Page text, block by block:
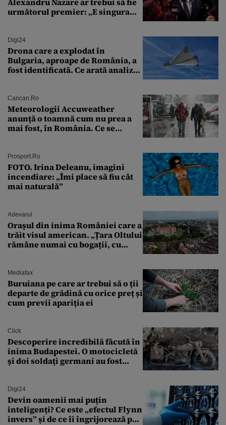
următorul premier: „E singura
Digi24
Drona care a explodat în
Bulgaria, aproape de România, a
fost identificată. Ce arată analiza
Cancan.ro
Meteorologii Accuweather
anunță o toamnă cum nu prea a
mai fost, în România. Ce se
București. Pe ce dată ninge
Prosport.ro
FOTO. Irina Deleanu, imagini
incendiare: „Îmi place să fiu cât
mai naturală”
Adevarul
Orașul din inima României care a
trăit visul american. „Țara Oltului
rămâne numai cu bogații, cu
Mediafax
Buruiana pe care ar trebui să o ții
departe de grădină cu orice preț și
cum previi apariția ei
Click
Descoperire incredibilă făcută în
inima Budapestei. O motocicletă
și doi soldați germani au fost
Digi24
Devin oamenii mai puțin
inteligenți? Ce este „efectul Flynn
invers” și de ce îi îngrijorează pe